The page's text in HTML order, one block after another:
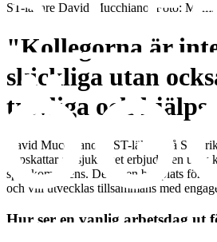
ST-läkare David Mucchiano . Foto:
"Kollegorna är
skickliga utan
trevliga och
David Mucchiano är ST-läkare på S:t
uppskattar att sjukhuset erbjuder en unik
spetskompetens. Det är en bra plats för
och vill utvecklas tillsammans med
Hur ser en vanlig arbetsdag ut